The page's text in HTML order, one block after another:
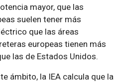
mayor, que las
suelen tener más
que las áreas
europeas tienen más
las de Estados Unidos.
ámbito, la IEA calcula que la